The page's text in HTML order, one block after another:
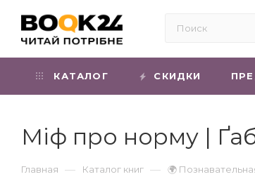
КАТАЛОГ СКИДКИ
Міф про норму |
Главная — Каталог книг — 🌍